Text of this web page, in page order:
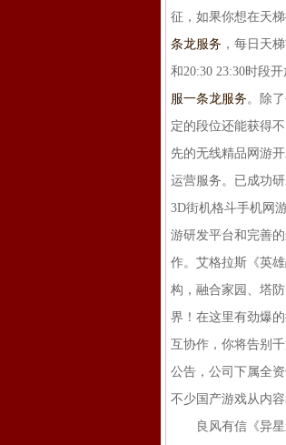
征，如果你想在天
条龙服务 ，每日天
和20:30 23:30时段
服一条龙服务。除
定的段位还能获得
先的无线精品网游
运营服务。已成功
3D街机格斗手机网
游研发平台和完善
作。艾格拉斯《英
构，融合家园、塔
界！在这里有劲爆
互协作，你将告别
公告，公司下属全
不少国产游戏从内
良风有信《异星